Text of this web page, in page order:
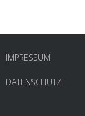
IMPRESSUM
DATENSCHUTZ